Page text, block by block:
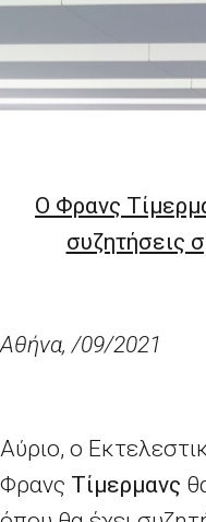
Ο Φρανς
συζητήσεις
Αθήνα, /09/2021
Αύριο, ο
Φρανς Τίμερμανς